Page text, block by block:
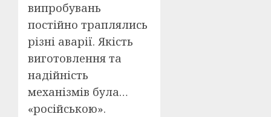
випробувань
постійно траплялись
різні аварії. Якість
виготовлення та
надійність
механізмів була…
«російською».